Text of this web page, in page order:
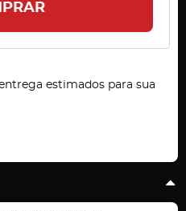
estimados para sua